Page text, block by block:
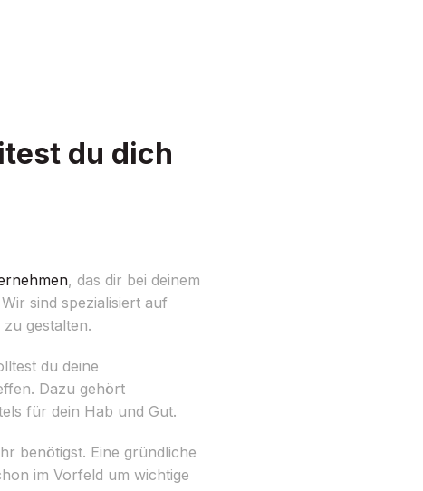
du dich
, das dir bei deinem
sind spezialisiert auf
gestalten.
du deine
Dazu gehört
für dein Hab und Gut.
benötigst. Eine gründliche
im Vorfeld um wichtige